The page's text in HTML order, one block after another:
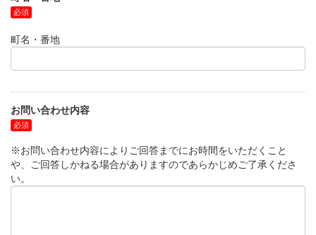
町名・番地
お問い合わせ内容
※お問い合わせ内容によりご回答までにお時間をいただくこと
や、ご回答しかねる場合がありますのであらかじめご了承くださ
い。